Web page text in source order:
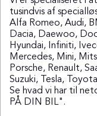
tusindvis af
Alfa Romeo, Audi,
Dacia, Daewoo,
Hyundai, Infiniti,
Mercedes, Mini,
Porsche, Renault,
Suzuki, Tesla, Toyota
Se hvad vi har til
PÅ DIN BIL".